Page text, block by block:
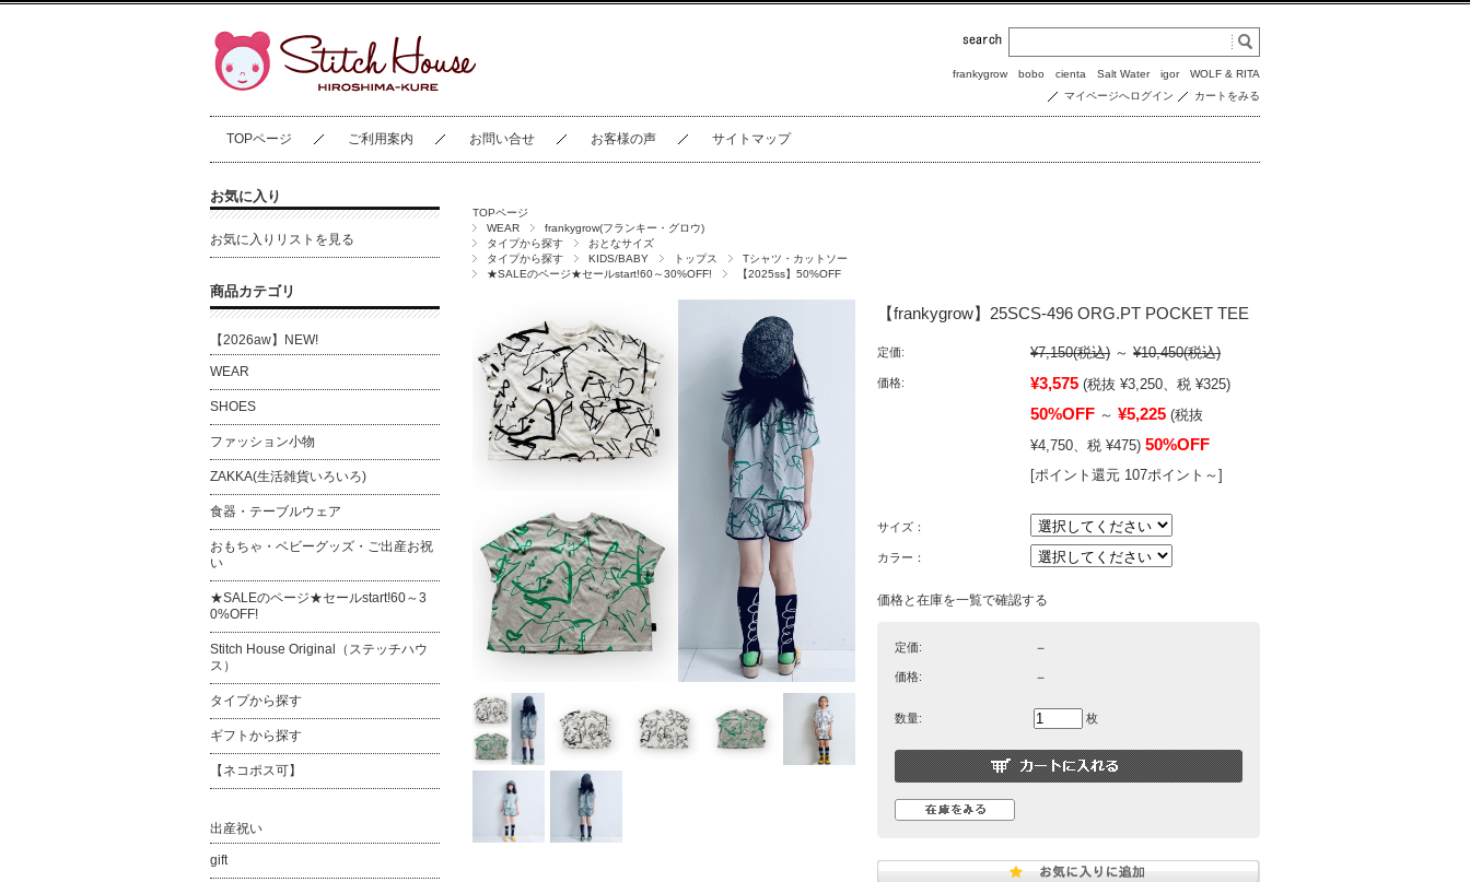
frankygrow bobo cienta Salt Water igor
WOLF & RITA
マイページへログイン
カートをみる
TOPページ ご利用案内 お問い合せ お客様の声 サイトマップ
TOPページ
WEAR
frankygrow(フランキー・グロウ)
タイプから探す
おとなサイズ
タイプから探す
KIDS/BABY トップス
Tシャツ・カットソー
★SALEのページ★セールstart!60～30%OFF!
【2025ss】50%OFF
【frankygrow】25SCS-496 ORG.PT POCKET TEE
定価: ¥7,150(税込) ～ ¥10,450(税込)
価格: ¥3,575 (税抜 ¥3,250、税 ¥325)
50%OFF ～ ¥5,225 (税抜
¥4,750、税 ¥475) 50%OFF
[ポイント還元 107ポイント～]
サイズ：
カラー：
価格と在庫を一覧で確認する
定価: －
価格: －
数量: 枚
お気に入り
お気に入りリストを見る
商品カテゴリ
【2026aw】NEW!
WEAR
SHOES
ファッション小物
ZAKKA(生活雑貨いろいろ)
食器・テーブルウェア
おもちゃ・ベビーグッズ・ご出産お祝
い
★SALEのページ★セールstart!60～3
0%OFF!
Stitch House Original（ステッチハウ
ス）
タイプから探す
ギフトから探す
【ネコポス可】
出産祝い
gift